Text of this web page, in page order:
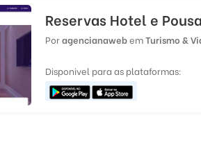
Reservas Hotel e
PoragencianawebemTurismo &
Disponivel para as plataformas: